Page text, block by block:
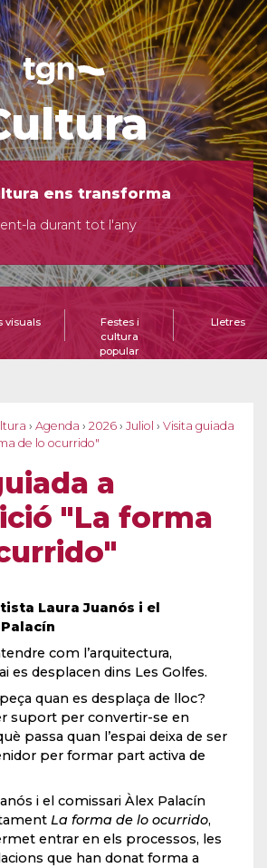
ens transforma
la durant tot l'any
visuals
Festes i
cultura
popular
Lletres
› Agenda › 2026 › Juliol › Visita guiada
de lo ocurrido"
a
"La forma
Laura Juanós i el
com l’arquitectura,
es desplacen dins Les Golfes.
quan es desplaça de lloc?
suport per convertir-se en
passa quan l’espai deixa de ser
per formar part activa de
i el comissari Àlex Palacín
La forma de lo ocurrido,
entrar en els processos, les
que han donat forma a